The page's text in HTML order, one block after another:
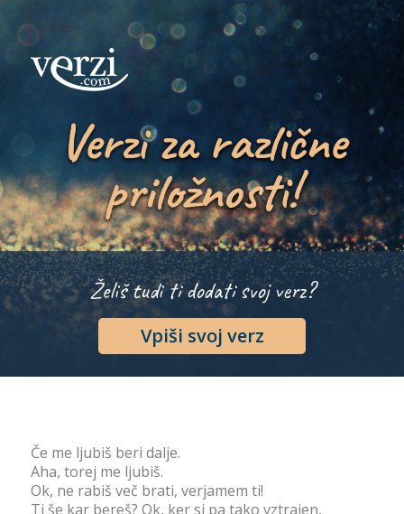
Verzi za različne
priložnosti!
Želiš tudi ti dodati svoj verz?
Vpiši svoj verz
Če me ljubiš beri dalje.
Aha, torej me ljubiš.
Ok, ne rabiš več brati, verjamem ti!
Ti še kar bereš? Ok, ker si pa tako vztrajen,